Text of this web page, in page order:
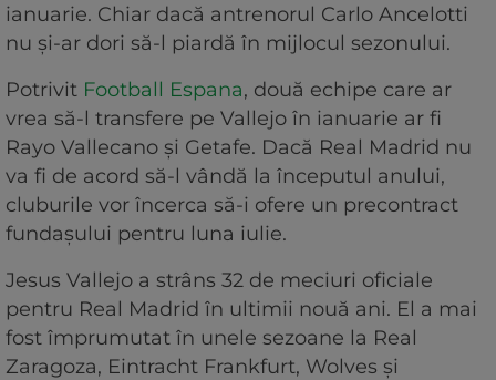
ianuarie. Chiar dacă antrenorul Carlo Ancelotti
nu și-ar dori să-l piardă în mijlocul sezonului.
Potrivit Football Espana, două echipe care ar
vrea să-l transfere pe Vallejo în ianuarie ar fi
Rayo Vallecano și Getafe. Dacă Real Madrid nu
va fi de acord să-l vândă la începutul anului,
cluburile vor încerca să-i ofere un precontract
fundașului pentru luna iulie.
Jesus Vallejo a strâns 32 de meciuri oficiale
pentru Real Madrid în ultimii nouă ani. El a mai
fost împrumutat în unele sezoane la Real
Zaragoza, Eintracht Frankfurt, Wolves și